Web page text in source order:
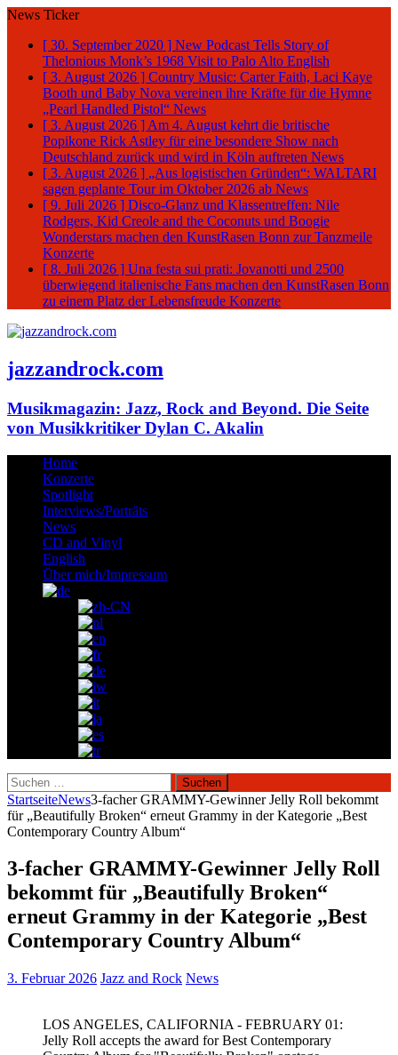
News Ticker
[ 30. September 2020 ] New Podcast Tells Story of
Thelonious Monk’s 1968 Visit to Palo Alto English
[ 3. August 2026 ] Country Music: Carter Faith, Laci Kaye
Booth und Baby Nova vereinen ihre Kräfte für die Hymne
„Pearl Handled Pistol“ News
[ 3. August 2026 ] Am 4. August kehrt die britische
Popikone Rick Astley für eine besondere Show nach
Deutschland zurück und wird in Köln auftreten News
[ 3. August 2026 ] „Aus logistischen Gründen“: WALTARI
sagen geplante Tour im Oktober 2026 ab News
[ 9. Juli 2026 ] Disco-Glanz und Klassentreffen: Nile
Rodgers, Kid Creole and the Coconuts und Boogie
Wonderstars machen den KunstRasen Bonn zur Tanzmeile
Konzerte
[ 8. Juli 2026 ] Una festa sui prati: Jovanotti und 2500
überwiegend italienische Fans machen den KunstRasen Bonn
zu einem Platz der Lebensfreude Konzerte
jazzandrock.com
Musikmagazin: Jazz, Rock and Beyond. Die Seite
von Musikkritiker Dylan C. Akalin
Home
Konzerte
Spotlight
Interviews/Porträts
News
CD and Vinyl
English
Über mich/Impressum
Suchen
nach:
StartseiteNews3-facher GRAMMY-Gewinner Jelly Roll bekommt
für „Beautifully Broken“ erneut Grammy in der Kategorie „Best
Contemporary Country Album“
3-facher GRAMMY-Gewinner Jelly Roll
bekommt für „Beautifully Broken“
erneut Grammy in der Kategorie „Best
Contemporary Country Album“
3. Februar 2026 Jazz and Rock News
LOS ANGELES, CALIFORNIA - FEBRUARY 01:
Jelly Roll accepts the award for Best Contemporary